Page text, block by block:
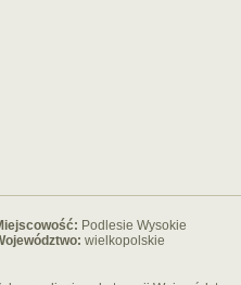
Podlesie Wysokie
wielkopolskie